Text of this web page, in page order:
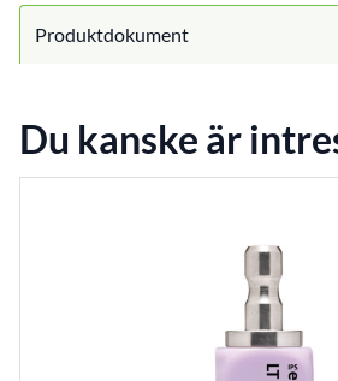
Produktdokument
Du kanske är